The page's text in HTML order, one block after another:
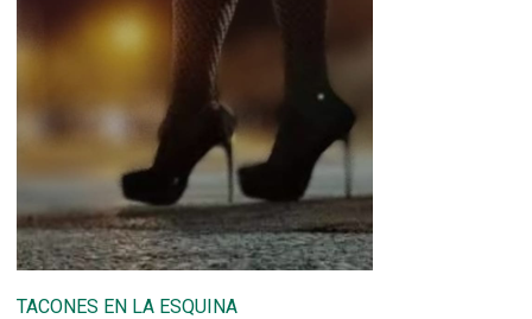
TACONES EN LA ESQUINA